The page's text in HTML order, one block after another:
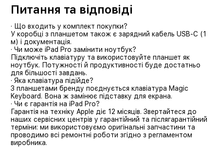
Питання та відповіді
· Що входить у комплект покупки?
У коробці з планшетом також є зарядний кабель USB-C (1
м) і документація.
· Чи може iPad Pro замінити ноутбук?
Підключіть клавіатуру та використовуйте планшет як
ноутбук. Потужності й продуктивності буде достатньо
для більшості завдань.
· Яка клавіатура підійде?
З планшетами бренду поєднується клавіатура Magic
Keyboard. Вона ж замінює підставку для екрана.
· Чи є гарантія на iPad Pro?
Гарантія на техніку Apple діє 12 місяців. Звертайтеся до
наших сервісних центрів у гарантійний та післягарантійний
терміни: ми використовуємо оригінальні запчастини та
проводимо всі ремонтні роботи згідно з регламентом
виробника.